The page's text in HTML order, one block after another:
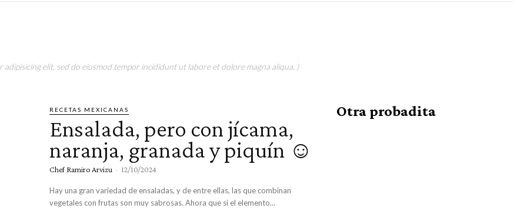
elit, sed do eiusmod tempor incididunt ut labore et dolore magna aliqua. )
RECETAS MEXICANAS
Ensalada, pero con jícama,
naranja, granada y piquín ☺️
Chef Ramiro Arvizu - 12/10/2024
Hay una gran variedad de ensaladas, y de entre ellas, las que combinan
vegetales con frutas son muy sabrosas. Ahora que si el elemento...
Otra probadita